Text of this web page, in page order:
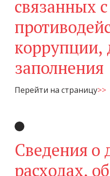
связанных с
коррупции,
заполнения
Перейти на страницу>>
Сведения о
расходах,